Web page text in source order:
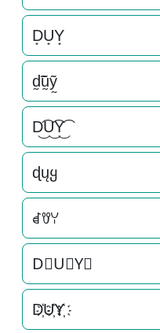
D͙U͙Y͙
d̰̃ṵ̃ỹ̰
D͜͡U͜͡Y͜͡
ɖųყ
ꀸꀎꌩ
D⃟U⃟Y⃟
D҉U҉Y҉